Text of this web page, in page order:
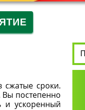
сжатые сроки.
постепенно
и ускоренный